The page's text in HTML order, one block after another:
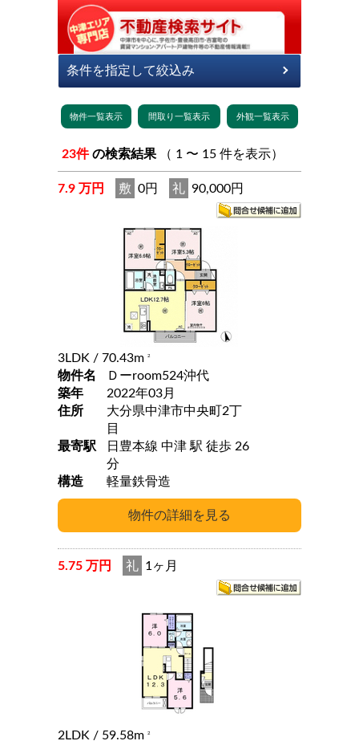
23件 の検索結果 （ 1 〜 15 件を表示）
7.9 万円 敷 0円 礼 90,000円
3LDK / 70.43m 2
物件名
Ｄーroom524沖代
築年
2022年03月
住所
大分県中津市中央町2丁
目
最寄駅
日豊本線 中津 駅 徒歩 26
分
構造
軽量鉄骨造
5.75 万円 礼 1ヶ月
2LDK / 59.58m 2